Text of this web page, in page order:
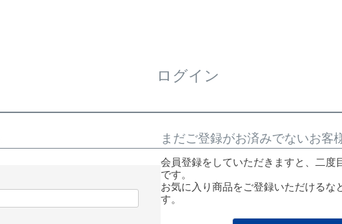
ログイン
まだご登録がお済みでないお客
会員登録をしていただきますと、二度
です。
お気に入り商品をご登録いただけるな
す。